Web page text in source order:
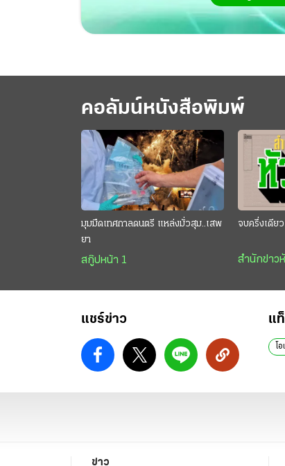
คอลัมน์หนังสือพิมพ์
มุมมืดเทศกาลดนตรี แหล่งมั่วสุม..เสพ
ยา
สกู๊ปหน้า 1
จบครึ่งเดียว
สำนักข่าว
แชร์ข่าว แ
โ
ข่าว